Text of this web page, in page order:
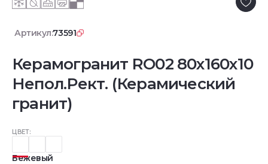
Артикул:73591
Керамогранит RO02 80x160x10
Непол.Рект. (Керамический
гранит)
ЦВЕТ:
Бежевый